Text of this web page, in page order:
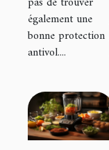
également une
bonne protection
antivol....